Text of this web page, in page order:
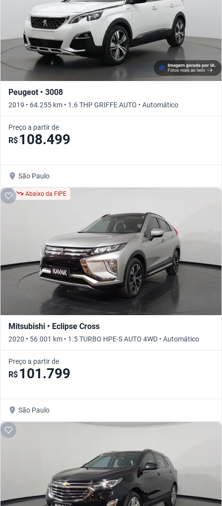
Peugeot • 3008
2019 • 64.255 km • 1.6 THP GRIFFE AUTO • Automático
Preço a partir de
R$ 108.499
São Paulo
Abaixo da FIPE
Mitsubishi • Eclipse Cross
2020 • 56.001 km • 1.5 TURBO HPE-S AUTO 4WD • Automático
Preço a partir de
R$ 101.799
São Paulo